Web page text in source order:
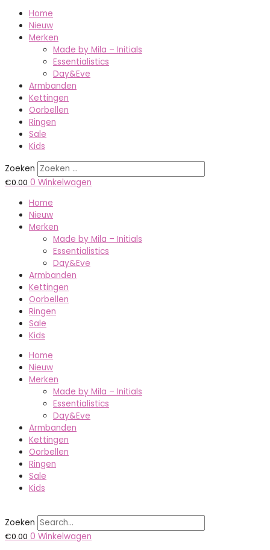
Home
Nieuw
Merken
Made by Mila – Initials
Essentialistics
Day&Eve
Armbanden
Kettingen
Oorbellen
Ringen
Sale
Kids
Zoeken
€0.00 0 Winkelwagen
Home
Nieuw
Merken
Made by Mila – Initials
Essentialistics
Day&Eve
Armbanden
Kettingen
Oorbellen
Ringen
Sale
Kids
Home
Nieuw
Merken
Made by Mila – Initials
Essentialistics
Day&Eve
Armbanden
Kettingen
Oorbellen
Ringen
Sale
Kids
Zoeken
€0.00 0 Winkelwagen